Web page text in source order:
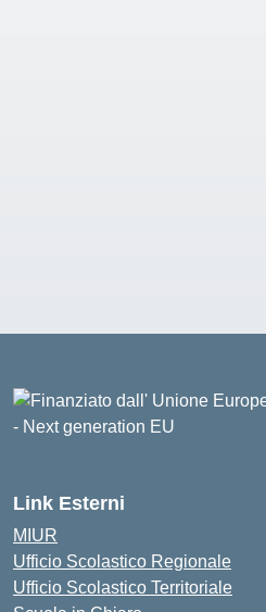
Link Esterni
MIUR
Ufficio Scolastico Regionale
Ufficio Scolastico Territoriale